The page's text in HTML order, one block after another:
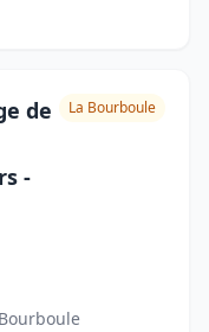
de
-
La Bourboule